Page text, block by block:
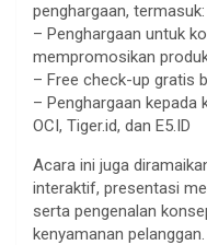
penghargaan, termasuk:
– Penghargaan untuk
mempromosikan
– Free check-up gratis
– Penghargaan kepada
OCI, Tiger.id, dan E5.ID
Acara ini juga
interaktif, presentasi
serta pengenalan
kenyamanan pelanggan.